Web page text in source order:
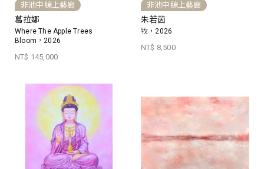
非池中線上藝廊
葛拉娜
Where The Apple Trees
Bloom，2026
NT$ 145,000
非池中線上藝廊
朱若茵
牧，2026
NT$ 8,500